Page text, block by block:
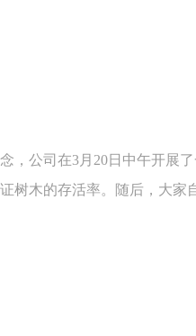
，公司在3月20日中午开展
木的存活率。随后，大家